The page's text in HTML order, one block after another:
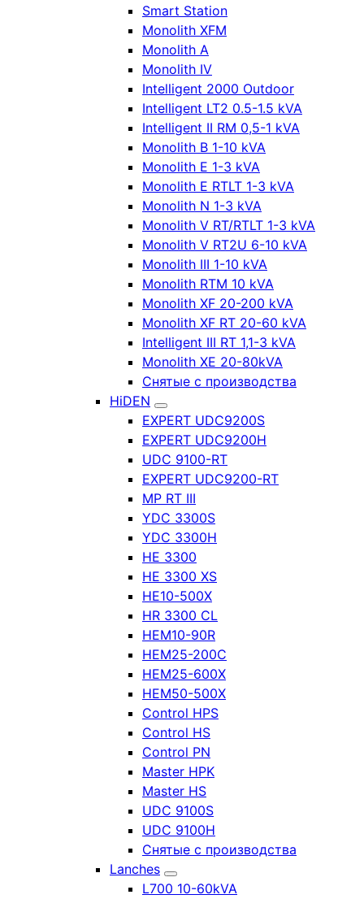
Smart Station
Monolith XFM
Monolith A
Monolith IV
Intelligent 2000 Outdoor
Intelligent LT2 0.5-1.5 kVA
Intelligent II RM 0,5-1 kVA
Monolith B 1-10 kVA
Monolith E 1-3 kVA
Monolith E RTLT 1-3 kVA
Monolith N 1-3 kVA
Monolith V RT/RTLT 1-3 kVA
Monolith V RT2U 6-10 kVA
Monolith III 1-10 kVA
Monolith RTM 10 kVA
Monolith XF 20-200 kVA
Monolith XF RT 20-60 kVA
Intelligent III RT 1,1-3 kVA
Monolith XE 20-80kVA
Снятые с производства
HiDEN
EXPERT UDC9200S
EXPERT UDC9200H
UDC 9100-RT
EXPERT UDC9200-RT
MP RT III
YDC 3300S
YDC 3300H
HE 3300
HE 3300 XS
HE10-500X
HR 3300 CL
HEM10-90R
HEM25-200C
HEM25-600X
HEM50-500X
Control HPS
Control HS
Control PN
Master HPK
Master HS
UDC 9100S
UDC 9100H
Снятые с производства
Lanches
L700 10-60kVA